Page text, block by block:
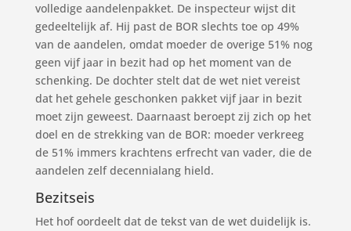
volledige aandelenpakket. De inspecteur wijst dit
gedeeltelijk af. Hij past de BOR slechts toe op 49%
van de aandelen, omdat moeder de overige 51% nog
geen vijf jaar in bezit had op het moment van de
schenking. De dochter stelt dat de wet niet vereist
dat het gehele geschonken pakket vijf jaar in bezit
moet zijn geweest. Daarnaast beroept zij zich op het
doel en de strekking van de BOR: moeder verkreeg
de 51% immers krachtens erfrecht van vader, die de
aandelen zelf decennialang hield.
Bezitseis
Het hof oordeelt dat de tekst van de wet duidelijk is.